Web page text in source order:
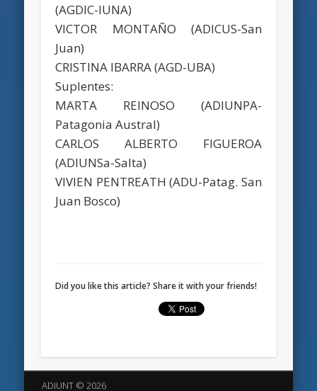
(AGDIC-IUNA)
VICTOR MONTAÑO (ADICUS-San
Juan)
CRISTINA IBARRA (AGD-UBA)
Suplentes:
MARTA REINOSO (ADIUNPA-
Patagonia Austral)
CARLOS ALBERTO FIGUEROA
(ADIUNSa-Salta)
VIVIEN PENTREATH (ADU-Patag. San
Juan Bosco)
Did you like this article? Share it with your friends!
ADIUNT © 2026